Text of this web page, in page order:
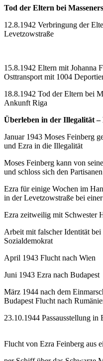
Tod der Eltern bei
12.8.1942 Verbringung der
Levetzowstraße
15.8.1942 Eltern mit Johanna
Osttransport mit 1004
18.8.1942 Tod der Eltern bei
Ankunft Riga
Überleben in der Illegalität –
Januar 1943 Moses Feinberg
und Ezra in die Illegalität
Moses Feinberg kann von
und schloss sich den
Ezra für einige Wochen im
in der Levetzowstraße bei
Ezra zeitweilig mit Schwester
Arbeit mit falscher Identität
Sozialdemokrat
April 1943 Flucht nach Wien
Juni 1943 Ezra nach Budapest
März 1944 nach dem
Budapest Flucht nach
23.10.1944 Passausstellung in
Flucht von Ezra Feinberg aus